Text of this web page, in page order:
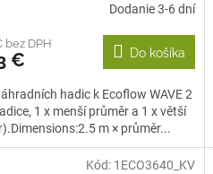
Dodanie 3-6 dní
bez DPH
€ Do košíka
hadic k Ecoflow WAVE 2
1 x menší průměr a 1 x větší
m × průměr...
Kód: 1ECO3640_KV